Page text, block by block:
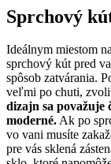
Sprchový
Ideálnym miestom
sprchový kút pred
spôsob zatvárania.
veľmi po chuti,
dizajn sa považuje
moderné.Ak po
vo vani musíte
pre vás sklená